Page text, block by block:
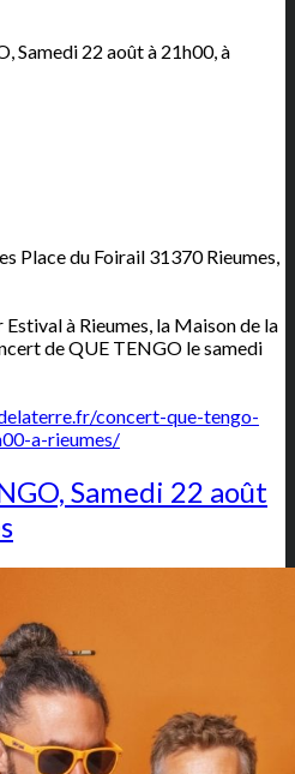
Samedi 22 août à 21h00, à
Place du Foirail 31370 Rieumes,
à Rieumes, la Maison de la
de QUE TENGO le samedi
concert-que-tengo-
a-rieumes/
Samedi 22 août